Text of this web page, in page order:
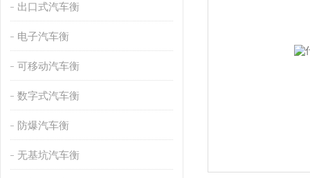
出口式汽车衡
电子汽车衡
可移动汽车衡
数字式汽车衡
防爆汽车衡
无基坑汽车衡